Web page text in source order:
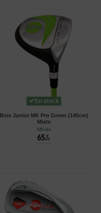
En stock
Bois Junior MK Pro Green (145cm)
Mixte
MKids
65 €
00